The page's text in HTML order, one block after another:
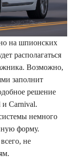
на шпионских
располагаться
Возможно,
заполнит
решение
и Carnival.
немного
форму.
не